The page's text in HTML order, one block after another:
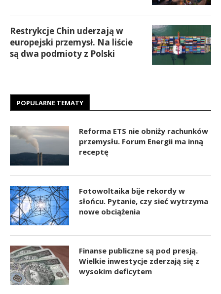
Restrykcje Chin uderzają w
europejski przemysł. Na liście
są dwa podmioty z Polski
POPULARNE TEMATY
Reforma ETS nie obniży rachunków
przemysłu. Forum Energii ma inną
receptę
Fotowoltaika bije rekordy w
słońcu. Pytanie, czy sieć wytrzyma
nowe obciążenia
Finanse publiczne są pod presją.
Wielkie inwestycje zderzają się z
wysokim deficytem